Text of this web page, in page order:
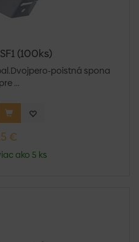
(100ks)
poistná spona
...
€
ako 5 ks